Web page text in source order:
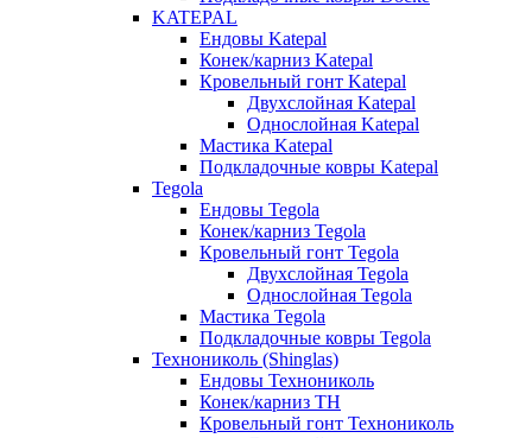
KATEPAL
Ендовы Katepal
Конек/карниз Katepal
Кровельный гонт Katepal
Двухслойная Katepal
Однослойная Katepal
Мастика Katepal
Подкладочные ковры Katepal
Tegola
Ендовы Tegola
Конек/карниз Tegola
Кровельный гонт Tegola
Двухслойная Tegola
Однослойная Tegola
Мастика Tegola
Подкладочные ковры Tegola
Технониколь (Shinglas)
Ендовы Технониколь
Конек/карниз ТН
Кровельный гонт Технониколь